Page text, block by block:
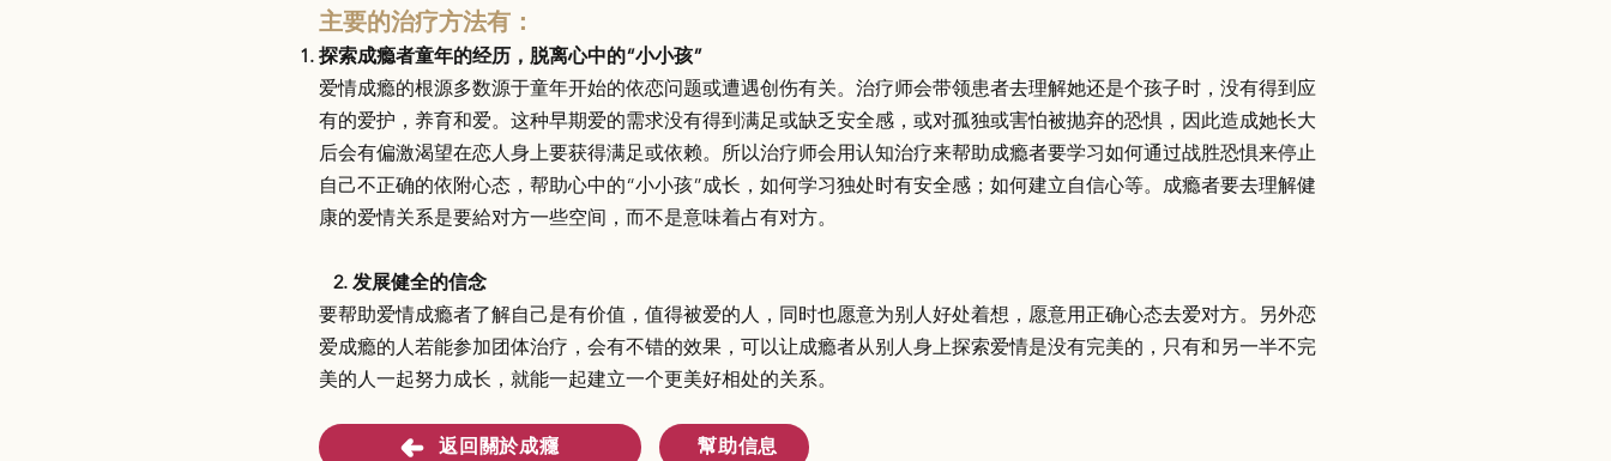
主要的治疗方法有：
探索成瘾者童年的经历，脱离心中的“小小孩”
爱情成瘾的根源多数源于童年开始的依恋问题或遭遇创伤有关。治疗师会带领患者去理解她还是个孩子时，没有得到应
有的爱护，养育和爱。这种早期爱的需求没有得到满足或缺乏安全感，或对孤独或害怕被抛弃的恐惧，因此造成她长大
后会有偏激渴望在恋人身上要获得满足或依赖。所以治疗师会用认知治疗来帮助成瘾者要学习如何通过战胜恐惧来停止
自己不正确的依附心态，帮助心中的“小小孩”成长，如何学习独处时有安全感；如何建立自信心等。成瘾者要去理解健
康的爱情关系是要給对方一些空间，而不是意味着占有对方。
2. 发展健全的信念
要帮助爱情成瘾者了解自己是有价值，值得被爱的人，同时也愿意为别人好处着想，愿意用正确心态去爱对方。另外恋
爱成瘾的人若能参加团体治疗，会有不错的效果，可以让成瘾者从别人身上探索爱情是没有完美的，只有和另一半不完
美的人一起努力成长，就能一起建立一个更美好相处的关系。
返回關於成癮 幫助信息